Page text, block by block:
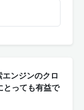
ンジンのクロ
っても有益で